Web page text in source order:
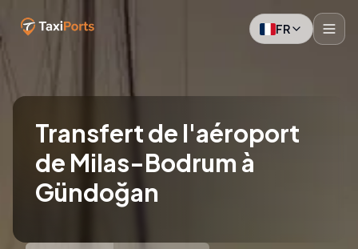
FR
Transfert de l'aéroport
de Milas-Bodrum à
Gündoğan